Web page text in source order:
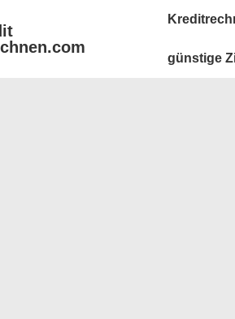
Main
günstige